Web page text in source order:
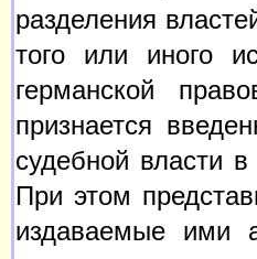
разделения
того или иного
германской
признается
судебной власти
При этом
издаваемые ими